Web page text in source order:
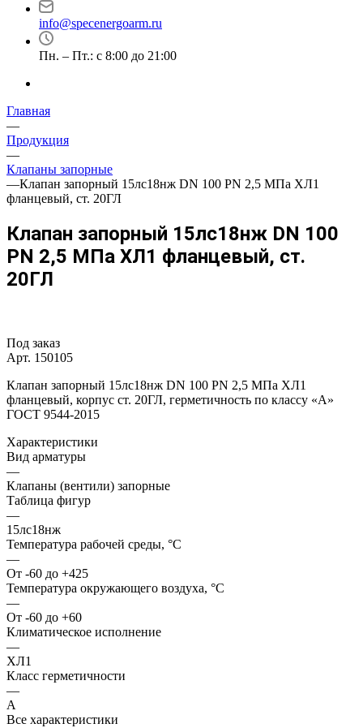
info@specenergoarm.ru
Пн. – Пт.: с 8:00 до 21:00
Главная
—
Продукция
—
Клапаны запорные
—Клапан запорный 15лс18нж DN 100 PN 2,5 МПа ХЛ1
фланцевый, ст. 20ГЛ
Клапан запорный 15лс18нж DN 100
PN 2,5 МПа ХЛ1 фланцевый, ст.
20ГЛ
Под заказ
Арт. 150105
Клапан запорный 15лс18нж DN 100 PN 2,5 МПа ХЛ1
фланцевый, корпус ст. 20ГЛ, герметичность по классу «А»
ГОСТ 9544-2015
Характеристики
Вид арматуры
—
Клапаны (вентили) запорные
Таблица фигур
—
15лс18нж
Температура рабочей среды, °С
—
От -60 до +425
Температура окружающего воздуха, °С
—
От -60 до +60
Климатическое исполнение
—
ХЛ1
Класс герметичности
—
A
Все характеристики